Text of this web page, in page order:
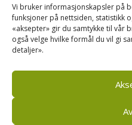
Vi bruker informasjonskapsler på
funksjoner på nettsiden, statistikk
«aksepter» gir du samtykke til vår
også velge hvilke formål du vil gi
detaljer».Kusignal